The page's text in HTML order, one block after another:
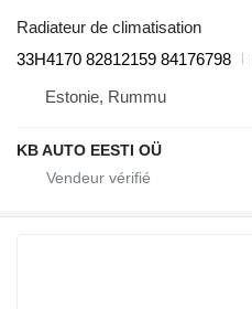
Radiateur de climatisation
33H4170 82812159 84176798
Estonie, Rummu
KB AUTO EESTI OÜ